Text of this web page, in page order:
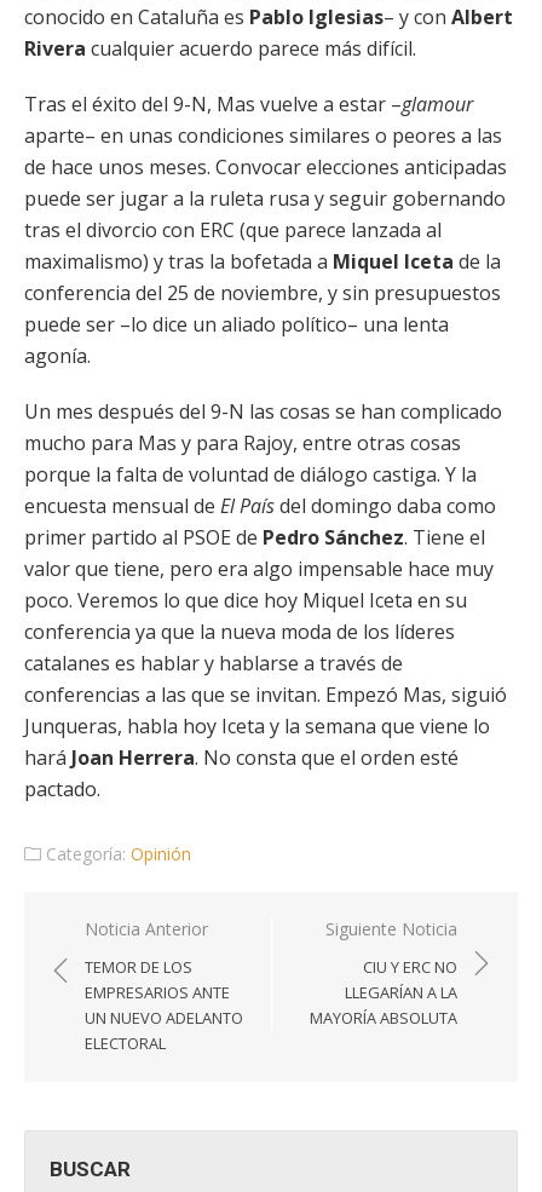
conocido en Cataluña es Pablo Iglesias– y con Albert
Rivera cualquier acuerdo parece más difícil.
Tras el éxito del 9-N, Mas vuelve a estar –glamour
aparte– en unas condiciones similares o peores a las
de hace unos meses. Convocar elecciones anticipadas
puede ser jugar a la ruleta rusa y seguir gobernando
tras el divorcio con ERC (que parece lanzada al
maximalismo) y tras la bofetada a Miquel Iceta de la
conferencia del 25 de noviembre, y sin presupuestos
puede ser –lo dice un aliado político– una lenta
agonía.
Un mes después del 9-N las cosas se han complicado
mucho para Mas y para Rajoy, entre otras cosas
porque la falta de voluntad de diálogo castiga. Y la
encuesta mensual de El Paísdel domingo daba como
primer partido al PSOE de Pedro Sánchez. Tiene el
valor que tiene, pero era algo impensable hace muy
poco. Veremos lo que dice hoy Miquel Iceta en su
conferencia ya que la nueva moda de los líderes
catalanes es hablar y hablarse a través de
conferencias a las que se invitan. Empezó Mas, siguió
Junqueras, habla hoy Iceta y la semana que viene lo
hará Joan Herrera. No consta que el orden esté
pactado.
Categoría: Opinión
Navegación
de
entradas
Noticia Anterior
TEMOR DE LOS
EMPRESARIOS ANTE
UN NUEVO ADELANTO
ELECTORAL
Siguiente Noticia
CIU Y ERC NO
LLEGARÍAN A LA
MAYORÍA ABSOLUTA
BUSCAR